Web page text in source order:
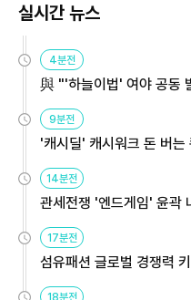
실시간 뉴스
4분전
與 "'하늘이법' 여야 공동
9분전
'캐시딜' 캐시워크 돈 버는
14분전
관세전쟁 '엔드게임' 윤곽
17분전
섬유패션 글로벌 경쟁력
18분전